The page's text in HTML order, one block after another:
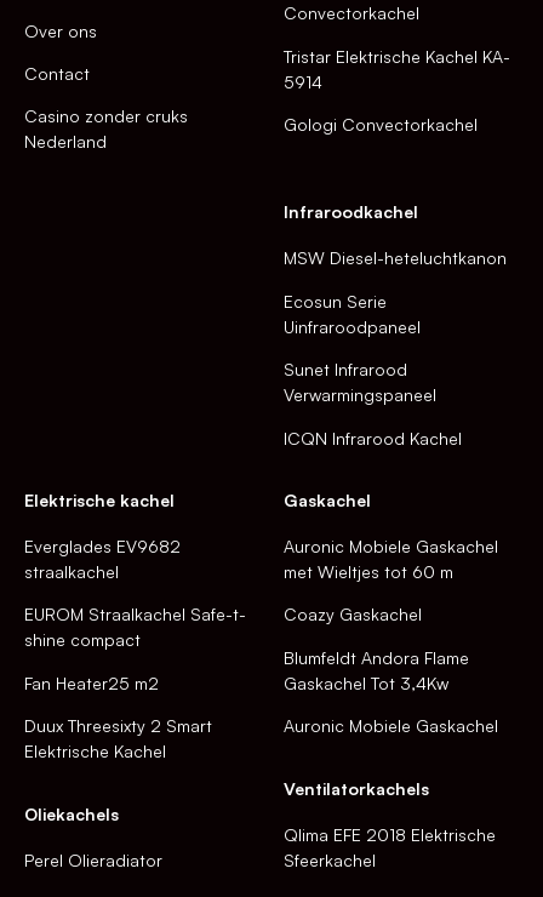
Over ons
Contact
Casino zonder cruks
Nederland
Convectorkachel
Tristar Elektrische Kachel KA-
5914
Gologi Convectorkachel
Infraroodkachel
MSW Diesel-heteluchtkanon
Ecosun Serie
Uinfraroodpaneel
Sunet Infrarood
Verwarmingspaneel
ICQN Infrarood Kachel
Elektrische kachel
Everglades EV9682
straalkachel
EUROM Straalkachel Safe-t-
shine compact
Fan Heater25 m2
Duux Threesixty 2 Smart
Elektrische Kachel
Oliekachels
Perel Olieradiator
Gaskachel
Auronic Mobiele Gaskachel
met Wieltjes tot 60 m
Coazy Gaskachel
Blumfeldt Andora Flame
Gaskachel Tot 3,4Kw
Auronic Mobiele Gaskachel
Ventilatorkachels
Qlima EFE 2018 Elektrische
Sfeerkachel